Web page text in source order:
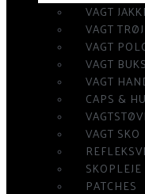
VAGT
VAGT
VAGT
VAGT
VAGT
CAPS &
VAGT SKO
SKOPLEJE
PATCHES